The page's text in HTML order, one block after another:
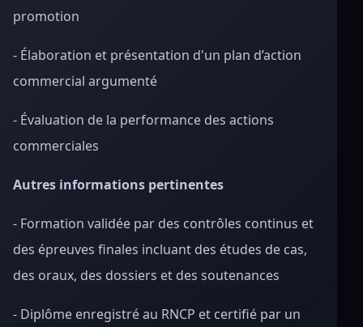
promotion
- Élaboration et présentation d'un plan d’action
commercial argumenté
- Évaluation de la performance des actions
commerciales
Autres informations pertinentes
- Formation validée par des contrôles continus et
des épreuves finales incluant des études de cas,
des oraux, des dossiers et des soutenances
- Diplôme enregistré au RNCP et certifié par un